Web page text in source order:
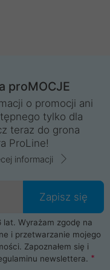
proMOCJE
o promocji ani
tylko dla
teraz do grona
ProLine!
informacji
Zapisz się
lat. Wyrażam zgodę na
i przetwarzanie mojego
Zapoznałem się i
newslettera.